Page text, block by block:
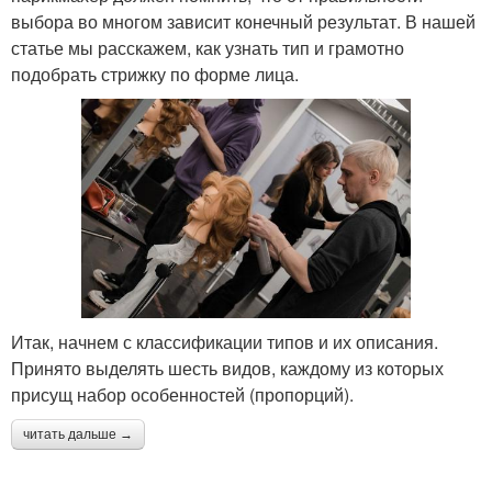
выбора во многом зависит конечный результат. В нашей
статье мы расскажем, как узнать тип и грамотно
подобрать стрижку по форме лица.
Итак, начнем с классификации типов и их описания.
Принято выделять шесть видов, каждому из которых
присущ набор особенностей (пропорций).
читать дальше →